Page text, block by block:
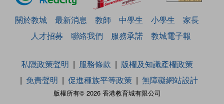
關於教城 最新消息 教師 中學生 小學生
家長
人才招募
聯絡我們 服務承諾 教城電子報
版權所有© 2026 香港教育城有限公司
私隱政策聲明 服務條款
版權及知識產權政策
免責聲明
促進種族平等政策 無障礙網站設計